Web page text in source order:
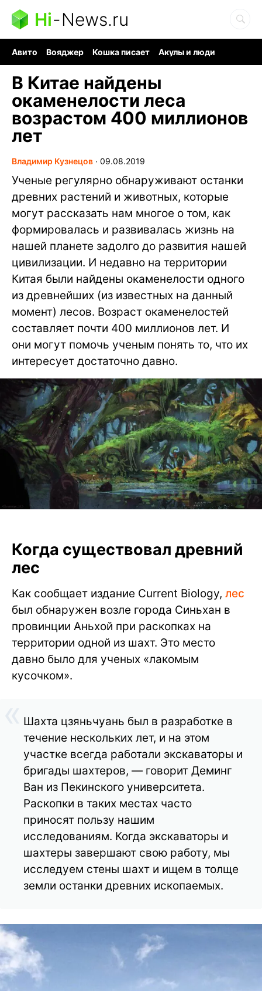
Hi-News.ru
Авито Вояджер Кошка писает
Акулы и люди
В Китае найдены
окаменелости леса
возрастом 400 миллионов
лет
Владимир Кузнецов ∙ 09.08.2019
Ученые регулярно обнаруживают останки
древних растений и животных, которые
могут рассказать нам многое о том, как
формировалась и развивалась жизнь на
нашей планете задолго до развития нашей
цивилизации. И недавно на территории
Китая были найдены окаменелости одного
из древнейших (из известных на данный
момент) лесов. Возраст окаменелостей
составляет почти 400 миллионов лет. И
они могут помочь ученым понять то, что их
интересует достаточно давно.
Когда существовал древний
лес
Как сообщает издание Current Biology, лес
был обнаружен возле города Синьхан в
провинции Аньхой при раскопках на
территории одной из шахт. Это место
давно было для ученых «лакомым
кусочком».
Шахта цзяньчуань был в разработке в
течение нескольких лет, и на этом
участке всегда работали экскаваторы и
бригады шахтеров, — говорит Деминг
Ван из Пекинского университета.
Раскопки в таких местах часто
приносят пользу нашим
исследованиям. Когда экскаваторы и
шахтеры завершают свою работу, мы
исследуем стены шахт и ищем в толще
земли останки древних ископаемых.